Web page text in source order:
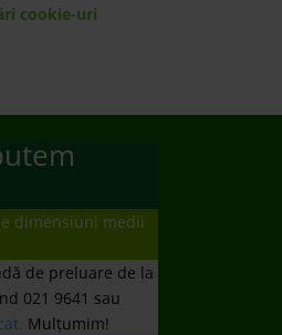
cookie-uri
dimensiuni medii
de preluare de la
021 9641 sau
Mulțumim!